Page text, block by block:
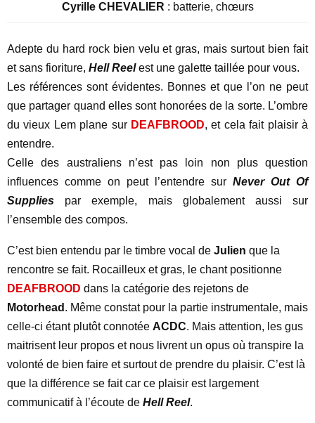
Cyrille CHEVALIER : batterie, chœurs
Adepte du hard rock bien velu et gras, mais surtout bien fait
et sans fioriture, Hell Reelest une galette taillée pour vous.
Les références sont évidentes. Bonnes et que l’on ne peut
que partager quand elles sont honorées de la sorte. L’ombre
du vieux Lem plane sur DEAFBROOD, et cela fait plaisir à
entendre.
Celle des australiens n’est pas loin non plus question
influences comme on peut l’entendre sur Never Out Of
Supplies par exemple, mais globalement aussi sur
l’ensemble des compos.
C’est bien entendu par le timbre vocal de Julien que la
rencontre se fait. Rocailleux et gras, le chant positionne
DEAFBROOD dans la catégorie des rejetons de
Motorhead . Même constat pour la partie instrumentale, mais
celle-ci étant plutôt connotée ACDC. Mais attention, les gus
maitrisent leur propos et nous livrent un opus où transpire la
volonté de bien faire et surtout de prendre du plaisir. C’est là
que la différence se fait car ce plaisir est largement
communicatif à l’écoute de Hell Reel.